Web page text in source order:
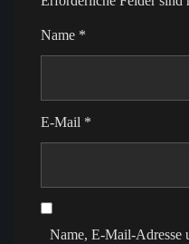
Name *
E-Mail *
Name, E-Mail-Adresse